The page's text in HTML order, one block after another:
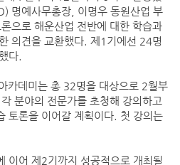
명예사무총장, 이명우 동원산업 부
으로 해운산업 전반에 대한 학습과
의견을 교환했다. 제1기에선 24명
다.
카데미는 총 32명을 대상으로 2월부
분야의 전문가를 초청해 강의하고
토론을 이어갈 계획이다. 첫 강의는
이어 제2기까지 성공적으로 개최될